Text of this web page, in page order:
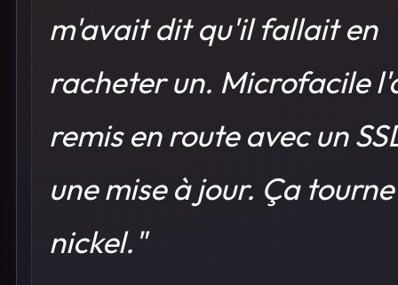
m'avait dit qu'il fallait en
racheter un. Microfacile
remis en route avec un
une mise à jour. Ça tourne
nickel."